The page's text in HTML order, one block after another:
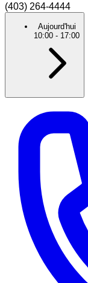
(403) 264-4444
Aujourd'hui
10:00 - 17:00